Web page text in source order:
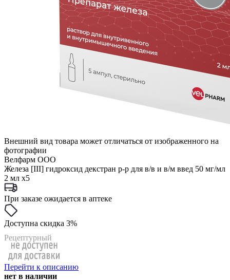
Внешний вид товара может отличаться от изображенного на
фотографии
Велфарм ООО
Железа [III] гидроксид декстран р-р для в/в и в/м введ 50 мг/мл
2 мл x5
При заказе ожидается в аптеке
Доступна скидка 3%
Рецептурный
Перейти к описанию
нет в наличии